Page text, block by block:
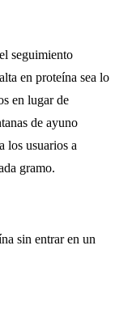
seguimiento
en proteína sea lo
en lugar de
de ayuno
los usuarios a
gramo.
sin entrar en un